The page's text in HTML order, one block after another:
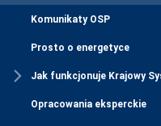
Komunikaty OSP
Prosto o energetyce
Jak funkcjonuje Krajowy
Opracowania eksperckie